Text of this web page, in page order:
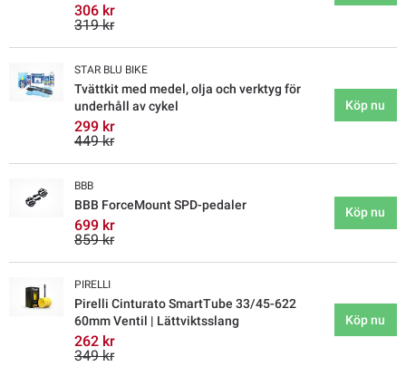
306 kr
319 kr
STAR BLU BIKE
Tvättkit med medel, olja och verktyg för
underhåll av cykel
299 kr
449 kr
Köp nu
BBB
BBB ForceMount SPD-pedaler
699 kr
859 kr
Köp nu
PIRELLI
Pirelli Cinturato SmartTube 33/45-622
60mm Ventil | Lättviktsslang
262 kr
349 kr
Köp nu